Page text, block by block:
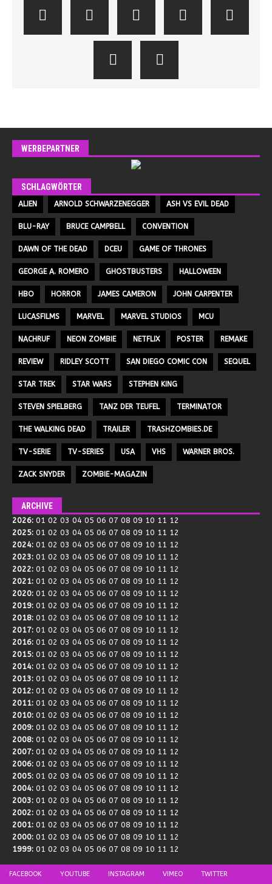
WERBEPARTNER
SCHLAGWÖRTER
ALIEN ARNOLD SCHWARZENEGGER ASH VS EVIL DEAD
BLU-RAY BRUCE CAMPBELL CONVENTION
DAWN OF THE DEAD DCEU GAME OF THRONES
GEORGE A. ROMERO GHOSTBUSTERS HALLOWEEN
HBO HORROR JAMES CAMERON JOHN CARPENTER
LUCASFILMS MARVEL MARVEL STUDIOS MCU
NACHRUF NEON ZOMBIE NETFLIX POSTER REMAKE
REVIEW RIDLEY SCOTT SAN DIEGO COMIC CON SEQUEL
STAR TREK STAR WARS STEPHEN KING
STEVEN SPIELBERG TANZ DER TEUFEL TERMINATOR
THE WALKING DEAD TRAILER TRASHZOMBIES.DE
TV-SERIE TV-SERIES USA VHS WARNER BROS.
ZACK SNYDER ZOMBIE-MAGAZIN
ARCHIVE
2026: 01 02 03 04 05 06 07 08 09 10 11 12
2025: 01 02 03 04 05 06 07 08 09 10 11 12
2024: 01 02 03 04 05 06 07 08 09 10 11 12
2023: 01 02 03 04 05 06 07 08 09 10 11 12
2022: 01 02 03 04 05 06 07 08 09 10 11 12
2021: 01 02 03 04 05 06 07 08 09 10 11 12
2020: 01 02 03 04 05 06 07 08 09 10 11 12
2019: 01 02 03 04 05 06 07 08 09 10 11 12
2018: 01 02 03 04 05 06 07 08 09 10 11 12
2017: 01 02 03 04 05 06 07 08 09 10 11 12
2016: 01 02 03 04 05 06 07 08 09 10 11 12
2015: 01 02 03 04 05 06 07 08 09 10 11 12
2014: 01 02 03 04 05 06 07 08 09 10 11 12
2013: 01 02 03 04 05 06 07 08 09 10 11 12
2012: 01 02 03 04 05 06 07 08 09 10 11 12
2011: 01 02 03 04 05 06 07 08 09 10 11 12
2010: 01 02 03 04 05 06 07 08 09 10 11 12
2009: 01 02 03 04 05 06 07 08 09 10 11 12
2008: 01 02 03 04 05 06 07 08 09 10 11 12
2007: 01 02 03 04 05 06 07 08 09 10 11 12
2006: 01 02 03 04 05 06 07 08 09 10 11 12
2005: 01 02 03 04 05 06 07 08 09 10 11 12
2004: 01 02 03 04 05 06 07 08 09 10 11 12
2003: 01 02 03 04 05 06 07 08 09 10 11 12
2002: 01 02 03 04 05 06 07 08 09 10 11 12
2001: 01 02 03 04 05 06 07 08 09 10 11 12
2000: 01 02 03 04 05 06 07 08 09 10 11 12
1999: 01 02 03 04 05 06 07 08 09 10 11 12
FACEBOOK YOUTUBE INSTAGRAM VIMEO TWITTER